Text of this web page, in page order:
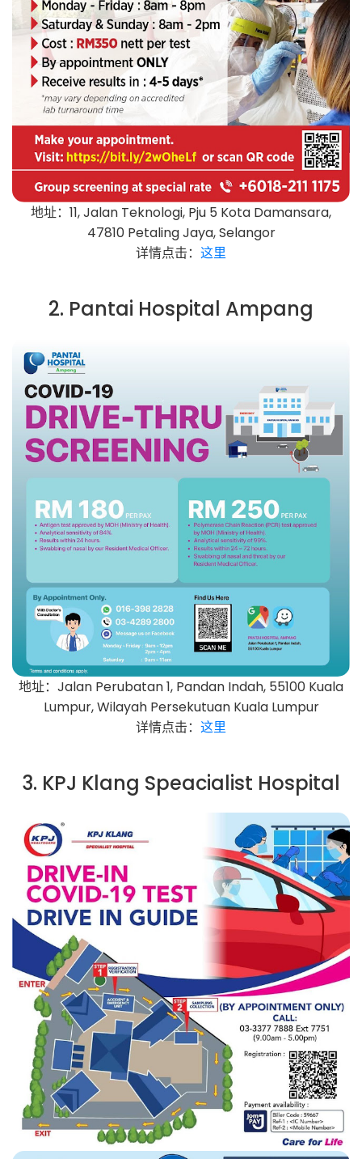
地址：11, Jalan Teknologi, Pju 5 Kota Damansara,
47810 Petaling Jaya, Selangor
详情点击： 这里
2. Pantai Hospital Ampang
地址：Jalan Perubatan 1, Pandan Indah, 55100 Kuala
Lumpur, Wilayah Persekutuan Kuala Lumpur
详情点击： 这里
3. KPJ Klang Speacialist Hospital